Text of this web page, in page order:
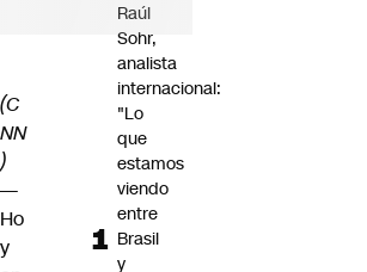
(C
NN
)
—
Ho
y
Raúl
Sohr,
analista
internacional:
"Lo
que
estamos
viendo
entre
Brasil
y